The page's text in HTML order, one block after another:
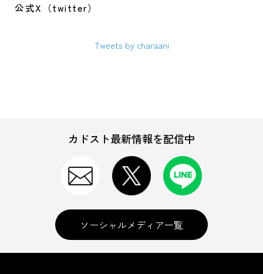
公式X（twitter）
Tweets by charaani
カドスト最新情報を配信中
ソーシャルメディア一覧